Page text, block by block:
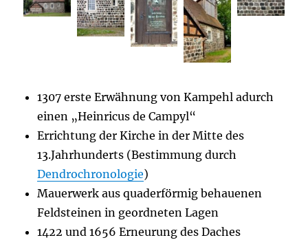
1307 erste Erwähnung von Kampehl adurch
einen „Heinricus de Campyl“
Errichtung der Kirche in der Mitte des
13.Jahrhunderts (Bestimmung durch
Dendrochronologie)
Mauerwerk aus quaderförmig behauenen
Feldsteinen in geordneten Lagen
1422 und 1656 Erneurung des Daches